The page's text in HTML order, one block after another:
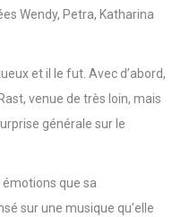
Wendy, Petra, Katharina
et il le fut. Avec d’abord,
venue de très loin, mais
générale sur le
que sa
sur une musique qu’elle